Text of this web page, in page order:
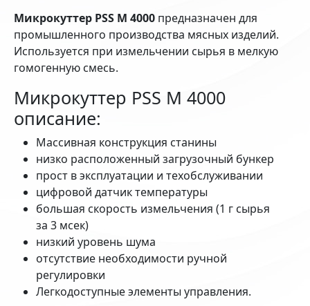
Микрокуттер PSS M 4000 предназначен для
промышленного производства мясных изделий.
Используется при измельчении сырья в мелкую
гомогенную смесь.
Микрокуттер PSS M 4000
описание:
Массивная конструкция станины
низко расположенный загрузочный бункер
прост в эксплуатации и техобслуживании
цифровой датчик температуры
большая скорость измельчения (1 г сырья
за 3 мсек)
низкий уровень шума
отсутствие необходимости ручной
регулировки
Легкодоступные элементы управления.